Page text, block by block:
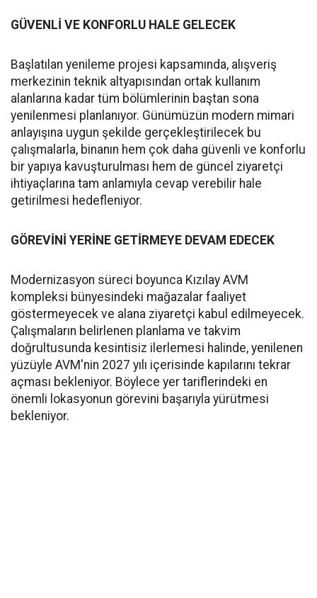
GÜVENLİ VE KONFORLU HALE GELECEK
Başlatılan yenileme projesi kapsamında, alışveriş
merkezinin teknik altyapısından ortak kullanım
alanlarına kadar tüm bölümlerinin baştan sona
yenilenmesi planlanıyor. Günümüzün modern mimari
anlayışına uygun şekilde gerçekleştirilecek bu
çalışmalarla, binanın hem çok daha güvenli ve konforlu
bir yapıya kavuşturulması hem de güncel ziyaretçi
ihtiyaçlarına tam anlamıyla cevap verebilir hale
getirilmesi hedefleniyor.
GÖREVİNİ YERİNE GETİRMEYE DEVAM EDECEK
Modernizasyon süreci boyunca Kızılay AVM
kompleksi bünyesindeki mağazalar faaliyet
göstermeyecek ve alana ziyaretçi kabul edilmeyecek.
Çalışmaların belirlenen planlama ve takvim
doğrultusunda kesintisiz ilerlemesi halinde, yenilenen
yüzüyle AVM'nin 2027 yılı içerisinde kapılarını tekrar
açması bekleniyor. Böylece yer tariflerindeki en
önemli lokasyonun görevini başarıyla yürütmesi
bekleniyor.